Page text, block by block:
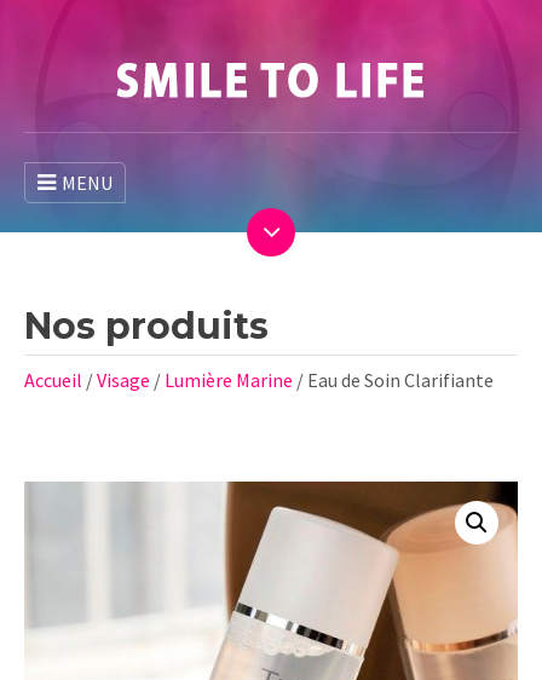
MENU
Nos produits
Accueil /Visage / Lumière Marine / Eau de Soin Clarifiante